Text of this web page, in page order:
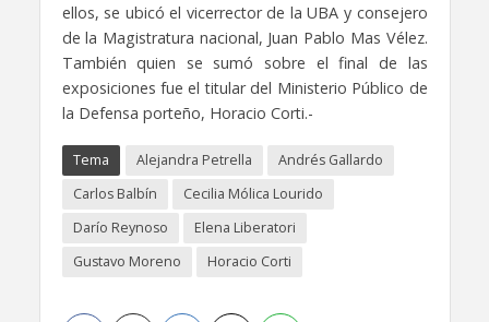
ellos, se ubicó el vicerrector de la UBA y consejero
de la Magistratura nacional, Juan Pablo Mas Vélez.
También quien se sumó sobre el final de las
exposiciones fue el titular del Ministerio Público de
la Defensa porteño, Horacio Corti.-
Tema Alejandra Petrella
Andrés Gallardo
Carlos Balbín
Cecilia Mólica Lourido
Darío Reynoso
Elena Liberatori
Gustavo Moreno
Horacio Corti